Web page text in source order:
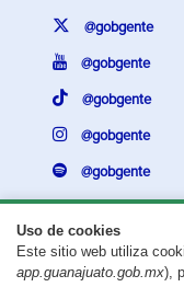
Uso de cookies
Este sitio web utiliza
app.guanajuato.gob.mx),
@gobgente
@gobgente
@gobgente
@gobgente
@gobgente
¿Existe algún